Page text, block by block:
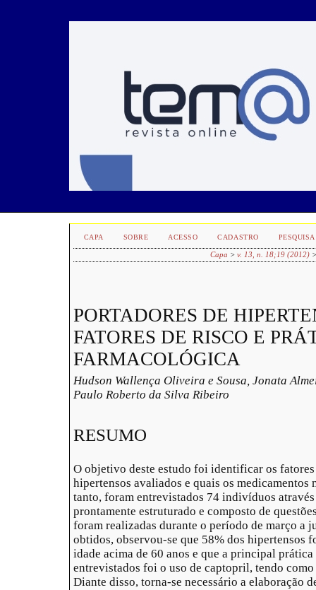
CAPA SOBRE ACESSO CADASTRO PESQUISA
Capa > v. 13, n. 18;19 (2012)
PORTADORES DE
FATORES DE RISCO E
FARMACOLÓGICA
Hudson Wallença Oliveira e Sousa, Jonata
Paulo Roberto da Silva Ribeiro
RESUMO
O objetivo deste estudo foi identificar os
hipertensos avaliados e quais os medicamentos
tanto, foram entrevistados 74 indivíduos
prontamente estruturado e composto de
foram realizadas durante o período de março a
obtidos, observou-se que 58% dos hipertensos
idade acima de 60 anos e que a principal
entrevistados foi o uso de captopril, tendo
Diante disso, torna-se necessário a elaboração